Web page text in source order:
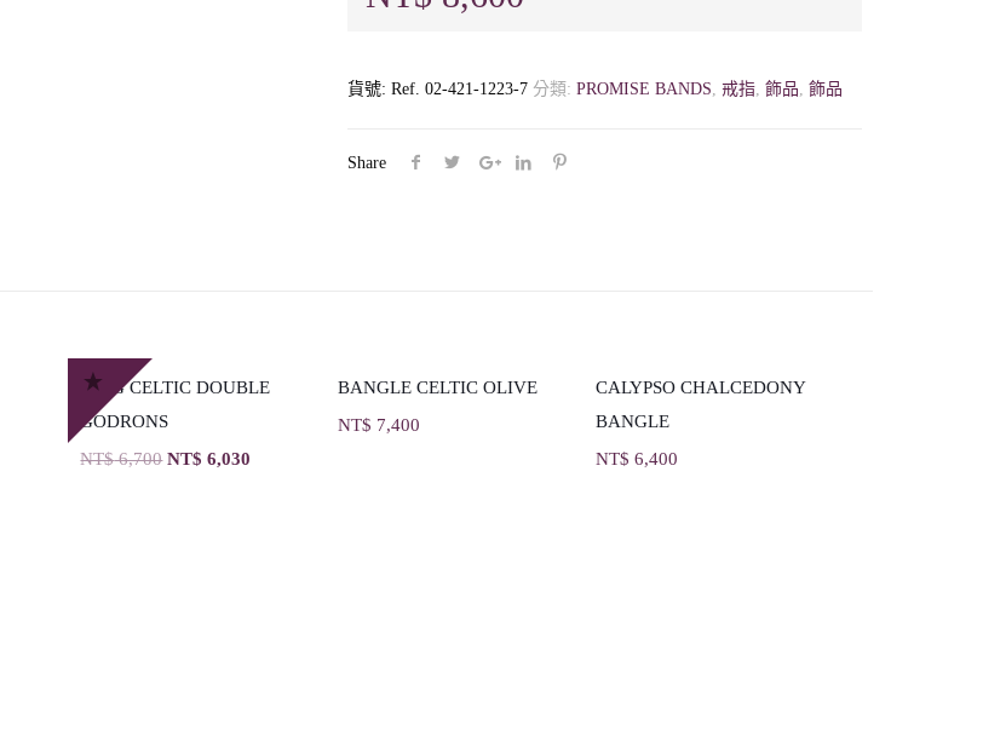
貨號: Ref. 02-421-1223-7 分類: PROMISE BANDS, 戒指, 飾品, 飾品
Share
RING CELTIC DOUBLE
GODRONS
NT$6,700 NT$ 6,030
BANGLE CELTIC OLIVE
NT$ 7,400
CALYPSO CHALCEDONY
BANGLE
NT$ 6,400